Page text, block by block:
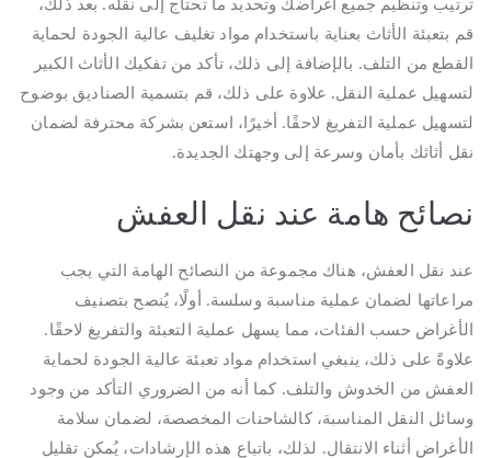
ترتيب وتنظيم جميع أغراضك وتحديد ما تحتاج إلى نقله. بعد ذلك،
قم بتعبئة الأثاث بعناية باستخدام مواد تغليف عالية الجودة لحماية
القطع من التلف. بالإضافة إلى ذلك، تأكد من تفكيك الأثاث الكبير
لتسهيل عملية النقل. علاوة على ذلك، قم بتسمية الصناديق بوضوح
لتسهيل عملية التفريغ لاحقًا. أخيرًا، استعن بشركة محترفة لضمان
نقل أثاثك بأمان وسرعة إلى وجهتك الجديدة.
نصائح هامة عند نقل العفش
عند نقل العفش، هناك مجموعة من النصائح الهامة التي يجب
مراعاتها لضمان عملية مناسبة وسلسة. أولًا، يُنصح بتصنيف
الأغراض حسب الفئات، مما يسهل عملية التعبئة والتفريغ لاحقًا.
علاوةً على ذلك، ينبغي استخدام مواد تعبئة عالية الجودة لحماية
العفش من الخدوش والتلف. كما أنه من الضروري التأكد من وجود
وسائل النقل المناسبة، كالشاحنات المخصصة، لضمان سلامة
الأغراض أثناء الانتقال. لذلك، باتباع هذه الإرشادات، يُمكن تقليل